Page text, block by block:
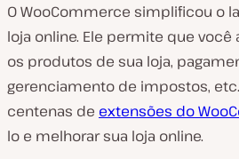
d
u
z
i
v
d
o
O WooCommerce simplificou o
loja online. Ele permite que
os produtos de sua loja,
gerenciamento de impostos,
centenas de extensões do
lo e melhorar sua loja online.